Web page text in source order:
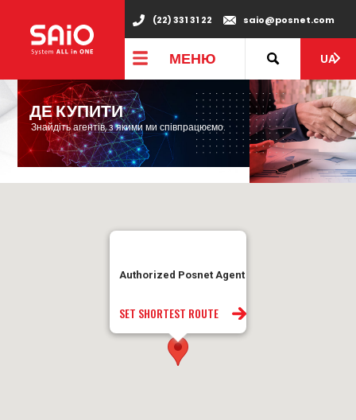
(22) 331 31 22 saio@posnet.com
МЕНЮ UA
ДЕ КУПИТИ
Знайдіть агентів, з якими ми співпрацюємо.
Authorized Posnet Agent
SET SHORTEST ROUTE